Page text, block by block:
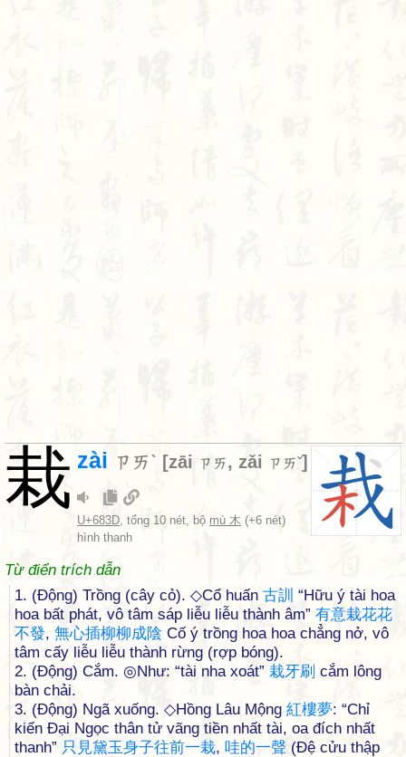
栽 zài ㄗㄞˋ [zāi ㄗㄞ, zǎi ㄗㄞˇ]
U+683D, tổng 10 nét, bộ mù 木 (+6 nét)
hình thanh
Từ điển trích dẫn
1. (Động) Trồng (cây cỏ). ◇Cổ huấn 古訓 “Hữu ý tài hoa
hoa bất phát, vô tâm sáp liễu liễu thành âm” 有意栽花花
不發, 無心插柳柳成陰 Cố ý trồng hoa hoa chẳng nở, vô
tâm cấy liễu liễu thành rừng (rợp bóng).
2. (Động) Cắm. ◎Như: “tài nha xoát” 栽牙刷 cắm lông
bàn chải.
3. (Động) Ngã xuống. ◇Hồng Lâu Mộng 紅樓夢: “Chỉ
kiến Đại Ngọc thân tử vãng tiền nhất tài, oa đích nhất
thanh” 只 見黛玉身子往前一栽, 哇的一聲 (Đệ cửu thập